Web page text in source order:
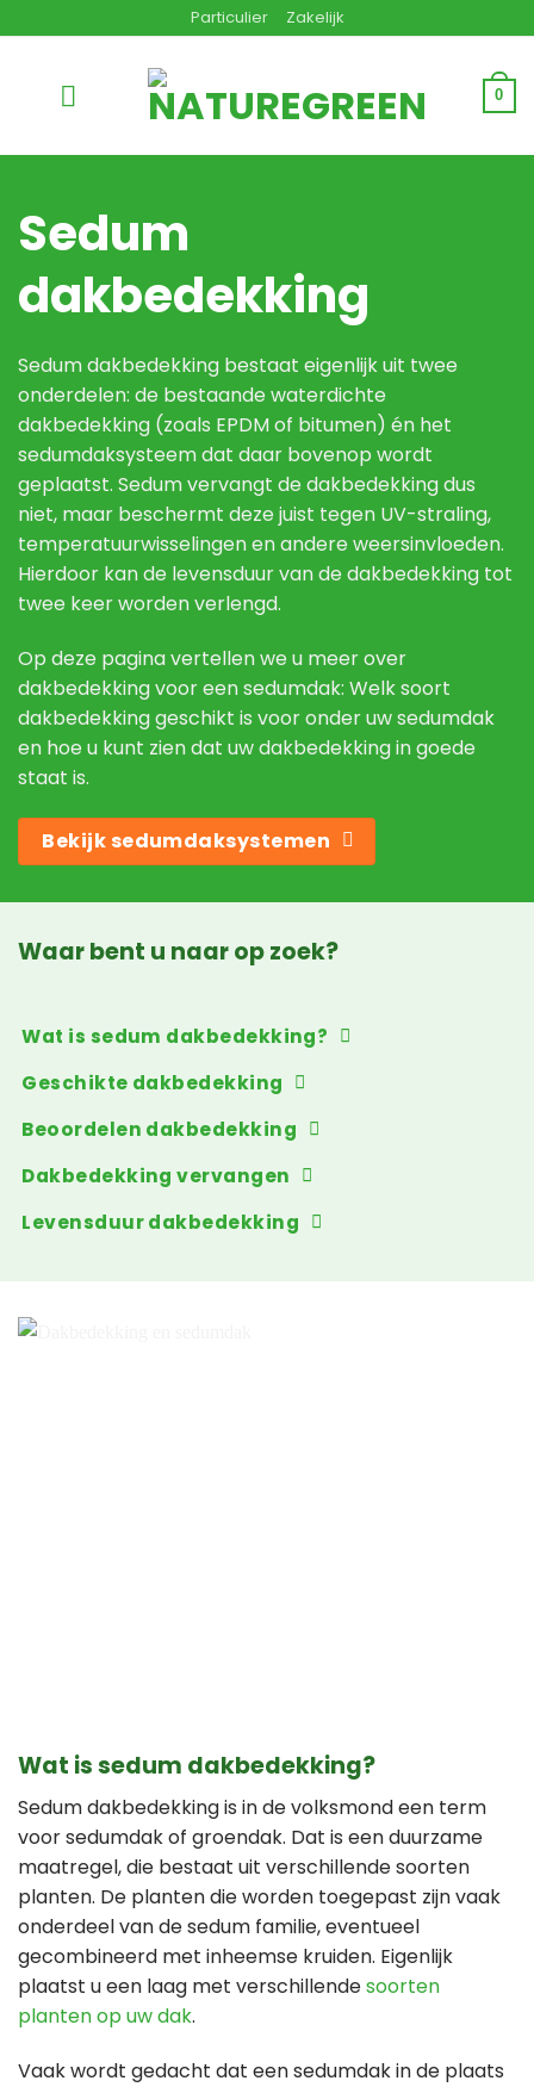
naar
Particulier Zakelijk
0
Sedum
dakbedekking
Sedum dakbedekking bestaat eigenlijk uit twee
onderdelen: de bestaande waterdichte
dakbedekking (zoals EPDM of bitumen) én het
sedumdaksysteemdat daar bovenop wordt
geplaatst. Sedum vervangt de dakbedekking dus
niet, maar beschermt deze juist tegen UV-straling,
temperatuurwisselingen en andere weersinvloeden.
Hierdoor kan de levensduur van de dakbedekking tot
twee keer worden verlengd.
Op deze pagina vertellen we u meer over
dakbedekking voor een sedumdak: Welk soort
dakbedekking geschikt is voor onder uwsedumdak
en hoe u kunt zien dat uw dakbedekking in goede
staat is.
Bekijk sedumdaksystemen
Waar bent u naar op zoek?
Wat is sedum dakbedekking?
Geschikte dakbedekking
Beoordelen dakbedekking
Dakbedekking vervangen
Levensduur dakbedekking
Wat is sedum dakbedekking?
Sedum dakbedekking is in de volksmond een term
voor sedumdak of groendak. Dat is een duurzame
maatregel, die bestaat uit verschillende soorten
planten. De planten die worden toegepast zijn vaak
onderdeel van de sedum familie, eventueel
gecombineerd met inheemse kruiden. Eigenlijk
plaatst u een laag met verschillendesoorten
planten op uw dak.
Vaak wordt gedacht dat een sedumdak in de plaats